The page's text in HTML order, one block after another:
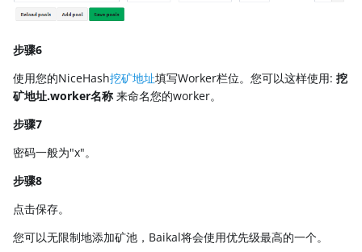
ALEPHIUM
步骤6
使用您的NiceHash挖矿地址填写Worker栏位。您可以这样使用: 挖
矿地址.worker名称 来命名您的worker。
步骤7
密码一般为"x"。
步骤8
点击保存。
您可以无限制地添加矿池，Baikal将会使用优先级最高的一个。